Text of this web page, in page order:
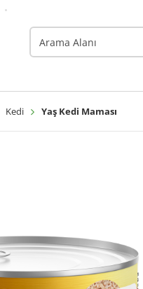
Kedi Yaş Kedi Maması